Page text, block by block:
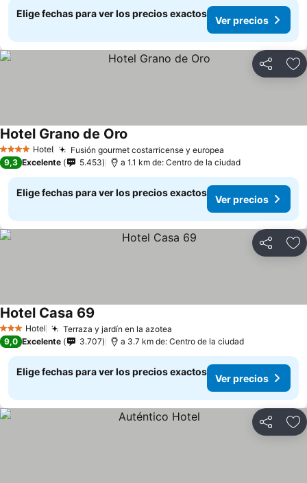
Elige fechas para ver los precios exactos
Ver precios
Compartir
4 EstrellasHotel Fusión gourmet costarricense y europea
Hotel Grano de Oro
9,3 Excelente 5.453 a 1.1 km de: Centro de la ciudad
Elige fechas para ver los precios exactos
Ver precios
Compartir
3 Estrellas
Hotel Terraza y jardín en la azotea
Hotel Casa 69
9,0 Excelente 3.707 a 3.7 km de: Centro de la ciudad
Elige fechas para ver los precios exactos
Ver precios
Compartir